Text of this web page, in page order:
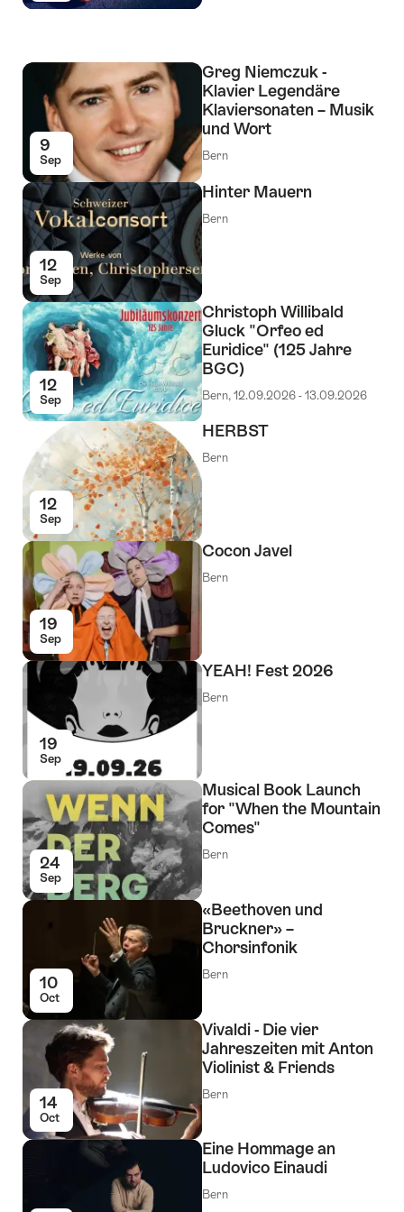
9
Sep
Greg Niemczuk -
Klavier Legendäre
Klaviersonaten – Musik
und Wort
Bern
12
Sep
Hinter Mauern
Bern
12
Sep
Christoph Willibald
Gluck "Orfeo ed
Euridice" (125 Jahre
BGC)
Bern, 12.09.2026 - 13.09.2026
12
Sep
HERBST
Bern
19
Sep
Cocon Javel
Bern
19
Sep
YEAH! Fest 2026
Bern
24
Sep
Musical Book Launch
for "When the Mountain
Comes"
Bern
10
Oct
«Beethoven und
Bruckner» –
Chorsinfonik
Bern
14
Oct
Vivaldi - Die vier
Jahreszeiten mit Anton
Violinist & Friends
Bern
Eine Hommage an
Ludovico Einaudi
Bern